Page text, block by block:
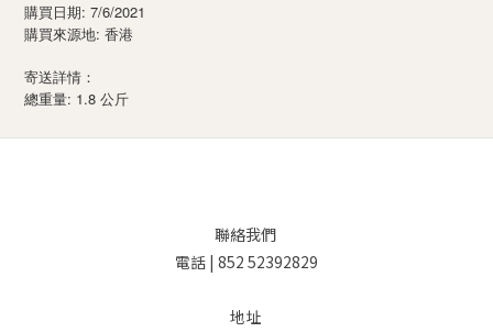
購買日期: 7/6/2021
購買來源地: 香港
寄送詳情：
總重量: 1.8 公斤
聯絡我們
電話 | 852 52392829
地址